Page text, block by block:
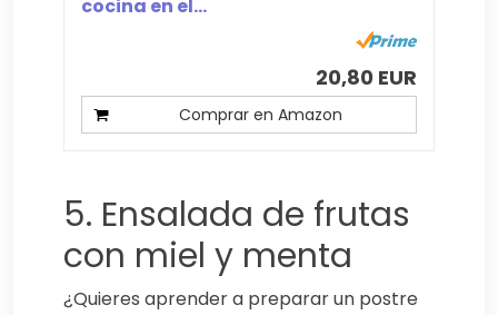
cocina en el...
20,80 EUR
Comprar en Amazon
5. Ensalada de frutas
con miel y menta
¿Quieres aprender a preparar un postre